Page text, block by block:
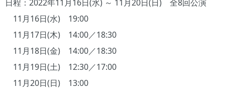
日程：2022年11月16日(水) ～ 11月20日(日) 全8回公演
11月16日(水) 19:00
11月17日(木) 14:00／18:30
11月18日(金) 14:00／18:30
11月19日(土) 12:30／17:00
11月20日(日) 13:00